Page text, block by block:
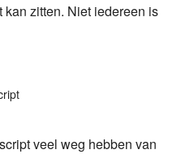
zitten. Niet iedereen is
veel weg hebben van